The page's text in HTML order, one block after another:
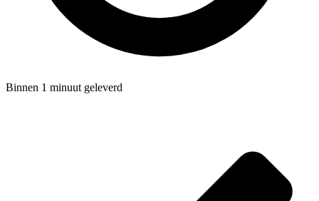
Binnen 1 minuut geleverd